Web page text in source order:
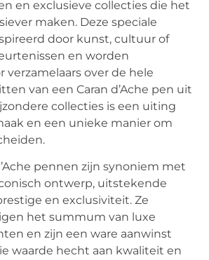
en exclusieve collecties die het
maken. Deze speciale
door kunst, cultuur of
en worden
verzamelaars over de hele
van een Caran d’Ache pen uit
collecties is een uiting
en een unieke manier om
pennen zijn synoniem met
ontwerp, uitstekende
en exclusiviteit. Ze
het summum van luxe
en zijn een ware aanwinst
waarde hecht aan kwaliteit en